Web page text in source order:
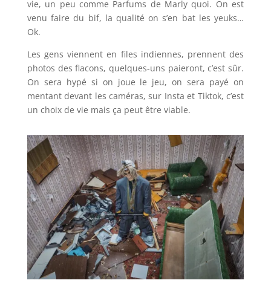
vie, un peu comme Parfums de Marly quoi. On est
venu faire du bif, la qualité on s’en bat les yeuks…
Ok.
Les gens viennent en files indiennes, prennent des
photos des flacons, quelques-uns paieront, c’est sûr.
On sera hypé si on joue le jeu, on sera payé on
mentant devant les caméras, sur Insta et Tiktok, c’est
un choix de vie mais ça peut être viable.